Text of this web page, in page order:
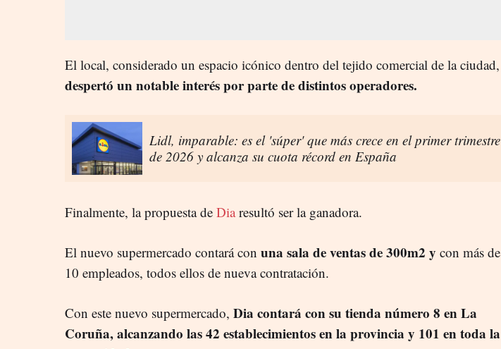
El local, considerado un espacio icónico dentro del tejido comercial de la ciudad,
despertó un notable interés por parte de distintos operadores.
Lidl, imparable: es el 'súper' que más crece en el primer trimestre
de 2026 y alcanza su cuota récord en España
Finalmente, la propuesta de Diaresultó ser la ganadora.
El nuevo supermercado contará con una sala de ventas de 300m2 y con más de
10 empleados, todos ellos de nueva contratación.
Con este nuevo supermercado, Dia contará con su tienda número 8 en La
Coruña, alcanzando las 42 establecimientos en la provincia y 101 en toda la